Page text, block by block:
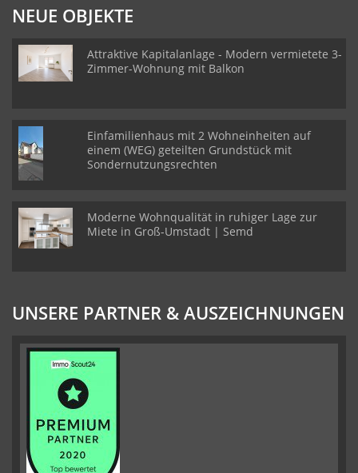
NEUE OBJEKTE
Attraktive Kapitalanlage - Modern vermietete 3-
Zimmer-Wohnung mit Balkon
Einfamilienhaus mit 2 Wohneinheiten auf
einem (WEG) geteilten Grundstück mit
Sondernutzungsrechten
Moderne Wohnqualität in ruhiger Lage zur
Miete in Groß-Umstadt | Semd
UNSERE PARTNER & AUSZEICHNUNGEN